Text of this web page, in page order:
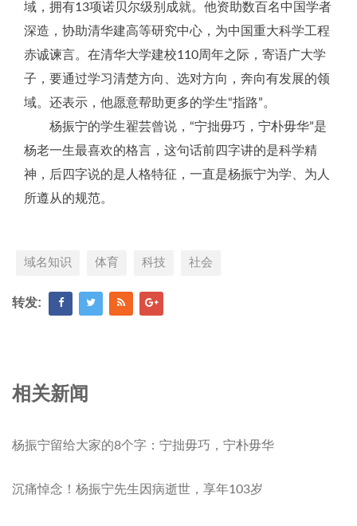
域，拥有13项诺贝尔级别成就。他资助数百名中国学者
深造，协助清华建高等研究中心，为中国重大科学工程
赤诚谏言。在清华大学建校110周年之际，寄语广大学
子，要通过学习清楚方向、选对方向，奔向有发展的领
域。还表示，他愿意帮助更多的学生“指路”。
杨振宁的学生翟芸曾说，“宁拙毋巧，宁朴毋华”是
杨老一生最喜欢的格言，这句话前四字讲的是科学精
神，后四字说的是人格特征，一直是杨振宁为学、为人
所遵从的规范。
域名知识 体育 科技 社会
转发:
相关新闻
杨振宁留给大家的8个字：宁拙毋巧，宁朴毋华
沉痛悼念！杨振宁先生因病逝世，享年103岁